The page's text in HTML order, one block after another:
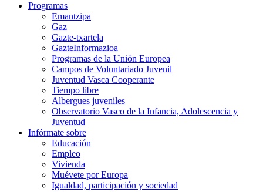
Programas
Emantzipa
Gaz
Gazte-txartela
GazteInformazioa
Programas de la Unión Europea
Campos de Voluntariado Juvenil
Juventud Vasca Cooperante
Tiempo libre
Albergues juveniles
Observatorio Vasco de la Infancia, Adolescencia y
Juventud
Infórmate sobre
Educación
Empleo
Vivienda
Muévete por Europa
Igualdad, participación y sociedad